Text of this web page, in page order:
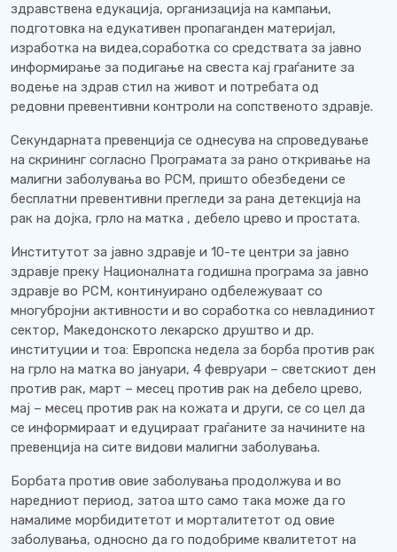
здравствена едукација, организација на кампањи,
подготовка на едукативен пропаганден материјал,
изработка на видеа,соработка со средствата за јавно
информирање за подигање на свеста кај граѓаните за
водење на здрав стил на живот и потребата од
редовни превентивни контроли на сопственото здравје.
Секундарната превенција се однесува на спроведување
на скрининг согласно Програмата за рано откривање на
малигни заболувања во РСМ, пришто обезбедени се
бесплатни превентивни прегледи за рана детекција на
рак на дојка, грло на матка , дебело црево и простата.
Институтот за јавно здравје и 10-те центри за јавно
здравје преку Националната годишна програма за јавно
здравје во РСМ, континуирано одбележуваат со
многубројни активности и во соработка со невладиниот
сектор, Македонското лекарско друштво и др.
институции и тоа: Европска недела за борба против рак
на грло на матка во јануари, 4 февруари – светскиот ден
против рак, март – месец против рак на дебело црево,
мај – месец против рак на кожата и други, се со цел да
се информираат и едуцираат граѓаните за начините на
превенција на сите видови малигни заболувања.
Борбата против овие заболувања продолжува и во
наредниот период, затоа што само така може да го
намалиме морбидитетот и морталитетот од овие
заболувања, односно да го подобриме квалитетот на